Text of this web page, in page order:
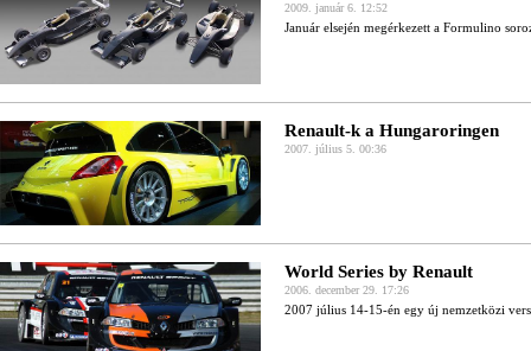
2009. január 6. 12:52
Január elsején megérkezett a Formulino
Renault-k a Hungaroringen
2007. július 5. 00:36
World Series by Renault
2006. december 29. 17:26
2007 július 14-15-én egy új nemzetközi